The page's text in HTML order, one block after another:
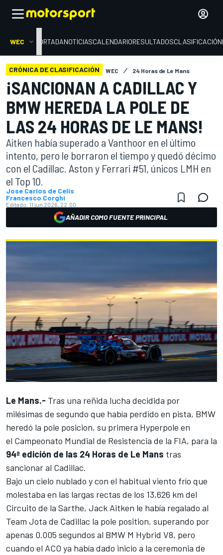
WEC PORTADANOTICIASCALENDARIORESULTADOSCLASIFICACIÓN
CRÓNICA DE CLASIFICACIÓN WEC 24 Horas de Le Mans
¡SANCIONAN A CADILLAC Y
BMW HEREDA LA POLE DE
LAS 24 HORAS DE LE MANS!
Aitken había superado a Vanthoor en el último
intento, pero le borraron el tiempo y quedó décimo
con el Cadillac. Aston y Ferrari #51, únicos LMH en
el Top 10.
Jose Carlos de Celis
Francesco Corghi
Editado: 11 jun 2026, 22:00
AÑADIR COMO FUENTE PRINCIPAL
Le Mans.- Tras una reñida lucha decidida por
milésimas de segundo que había perdido en pista, BMW
heredó la pole posicion, su primera Hyperpole en
el Campeonato Mundial de Resistencia de la FIA, para la
94ª edición de las 24 Horas de Le Mans tras
sancionar al Cadillac.
Bajo un cielo nublado y con el habitual viento frío que
molestaba en las largas rectas de los 13,626 km del
Circuito de la Sarthe, Jack Aitken le había regalado al
Team Jota de Cadillac la pole position, superando por
apenas 0.005 segundos al BMW M Hybrid V8, pero
cuando el ACO ya había dado inicio a la ceremonia de